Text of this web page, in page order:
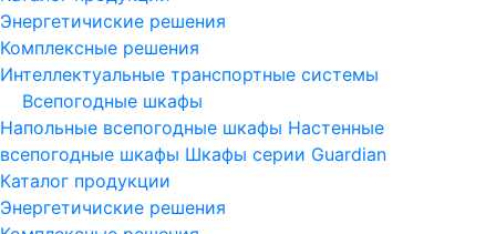
Энергетичиские решения
Комплексные решения
Интеллектуальные транспортные системы
Всепогодные шкафы
Напольные всепогодные шкафы Настенные
всепогодные шкафы Шкафы серии Guardian
Каталог продукции
Энергетичиские решения